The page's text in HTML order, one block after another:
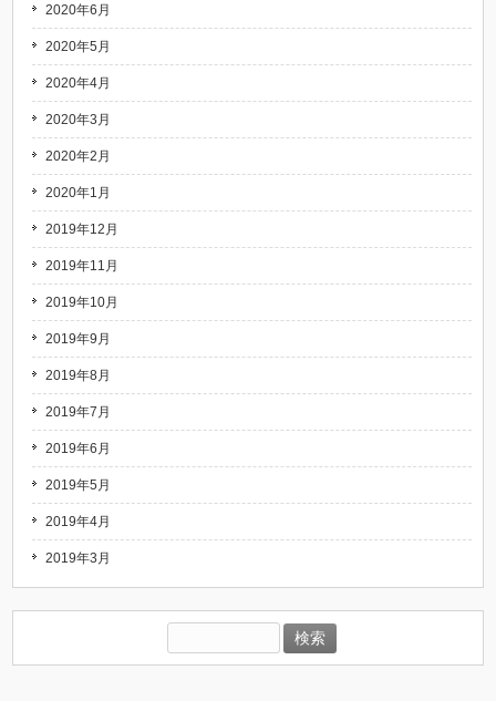
2020年6月
2020年5月
2020年4月
2020年3月
2020年2月
2020年1月
2019年12月
2019年11月
2019年10月
2019年9月
2019年8月
2019年7月
2019年6月
2019年5月
2019年4月
2019年3月
索: